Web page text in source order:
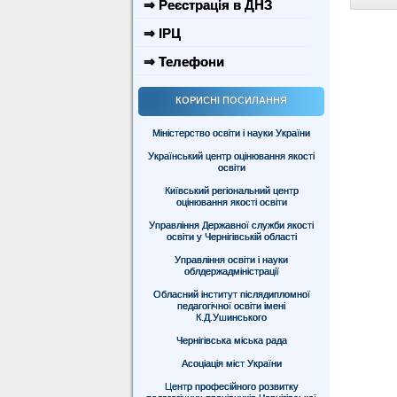
⇒ Реєстрація в ДНЗ
⇒ ІРЦ
⇒ Телефони
КОРИСНІ ПОСИЛАННЯ
Міністерство освіти і науки України
Український центр оцінювання якості
освіти
Київський регіональний центр
оцінювання якості освіти
Управління Державної служби якості
освіти у Чернігівській області
Управління освіти і науки
облдержадміністрації
Обласний інститут післядипломної
педагогічної освіти імені
К.Д.Ушинського
Чернігівська міська рада
Асоціація міст України
Центр професійного розвитку